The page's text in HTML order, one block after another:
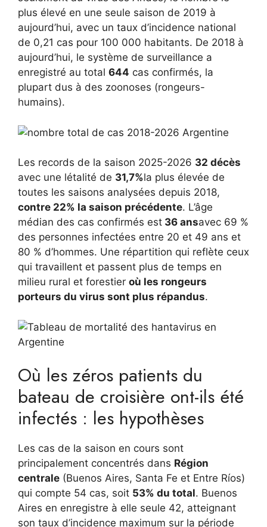
plus élevé en une seule saison de 2019 à
aujourd’hui, avec un taux d’incidence national
de 0,21 cas pour 100 000 habitants. De 2018 à
aujourd’hui, le système de surveillance a
enregistré au total 644 cas confirmés, la
plupart dus à des zoonoses (rongeurs-
humains).
Les records de la saison 2025-2026 32 décès
avec une létalité de 31,7%la plus élevée de
toutes les saisons analysées depuis 2018,
contre 22% la saison précédente. L’âge
médian des cas confirmés est 36 ansavec 69 %
des personnes infectées entre 20 et 49 ans et
80 % d’hommes. Une répartition qui reflète ceux
qui travaillent et passent plus de temps en
milieu rural et forestier où les rongeurs
porteurs du virus sont plus répandus.
Où les zéros patients du
bateau de croisière ont-ils été
infectés : les hypothèses
Les cas de la saison en cours sont
principalement concentrés dans Région
centrale (Buenos Aires, Santa Fe et Entre Ríos)
qui compte 54 cas, soit 53% du total. Buenos
Aires en enregistre à elle seule 42, atteignant
son taux d’incidence maximum sur la période